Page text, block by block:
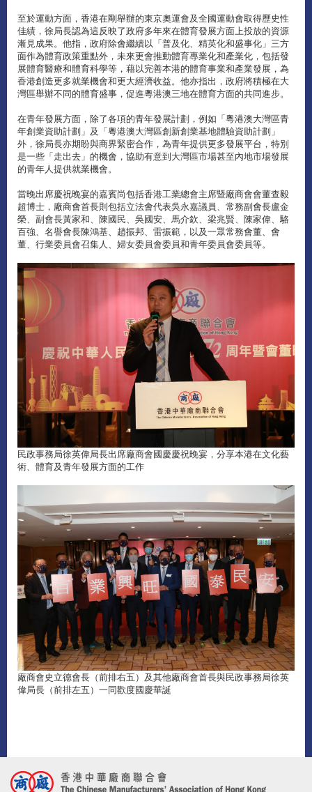
至於運動方面，香港在剛舉辦的東京奧運會及全國運動會取得歷史性
佳績，徐局長認為這反映了政府多年來在體育發展方面上投放的資源
漸見成果。他指，政府除會繼續以「普及化、精英化和盛事化」三方
面作為體育政策重點外，未來更會推動體育專業化和產業化，包括發
展體育醫療和體育科學等，藉以完善本港的體育事業和產業發展，為
香港創造更多就業機會和更大經濟收益。他亦指出，政府將積極在大
灣區舉辦不同的體育盛事，促進粵港澳三地在體育方面的共同進步。
在青年發展方面，除了各項的青年發展計劃，例如「粵港澳大灣區青
年創業資助計劃」及「粵港澳大灣區創新創業基地體驗資助計劃」
外，徐局長亦期盼與商界緊密合作，為青年提供更多發展平台，特別
是一些「走出去」的機會，協助有意到大灣區市場甚至內地市場發展
的青年人提供就業機會。
當晚出席慶祝晚宴的嘉賓尚包括香港工業總會主席暨廠商會會董查毅
超博士，廠商會首長則包括立法會代表吳永嘉議員、常務副會長盧金
榮、副會長黃家和、陳國民、吳國安、馬介欽、梁兆賢、陳家偉、駱
百強、名譽會長陳鴻基、趙振邦、雷振範，以及一眾常務會董、會
董、行業委員會召集人、婦女委員會委員和青年委員會委員等。
民政事務局徐英偉局長出席廠商會國慶慶祝晚宴，分享本港在文化藝
術、體育及青年發展方面的工作
廠商會史立德會長（前排右五）及其他廠商會首長與民政事務局徐英
偉局長（前排左五）一同歡度國慶華誕